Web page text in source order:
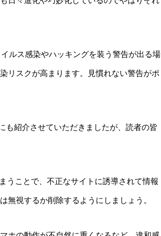
ルス感染やハッキングを装う警告が出る場
リスクが高まります。見慣れない警告がポ
も紹介させていただきましたが、読者の皆
うことで、不正なサイトに誘導されて情報
無視するか削除するようにしましょう。